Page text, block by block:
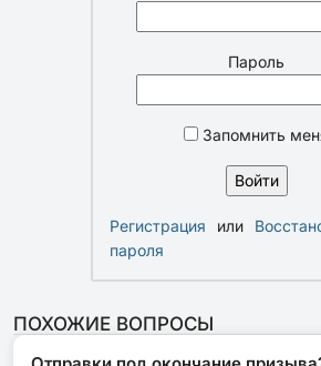
Пароль
Запомнить
Регистрация или
пароля
ПОХОЖИЕ ВОПРОСЫ